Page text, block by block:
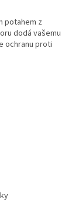
potahem z
dodá vašemu
ochranu proti